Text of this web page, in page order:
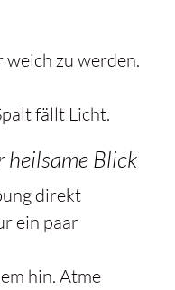
zu werden.
fällt Licht.
heilsame Blick
direkt
ein paar
hin. Atme